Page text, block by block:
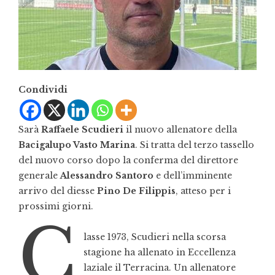
Condividi
SaràRaffaele Scudieri il nuovo allenatore della
Bacigalupo Vasto Marina. Si tratta del terzo tassello
del nuovo corso dopo la conferma del direttore
generaleAlessandro Santoro e dell’imminente
arrivo del diesse Pino De Filippis, atteso per i
prossimi giorni.
C
lasse 1973, Scudieri nella scorsa
stagione ha allenato in Eccellenza
laziale il Terracina. Un allenatore